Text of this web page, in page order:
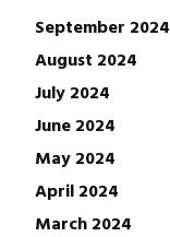
September 2024
August 2024
July 2024
June 2024
May 2024
April 2024
March 2024